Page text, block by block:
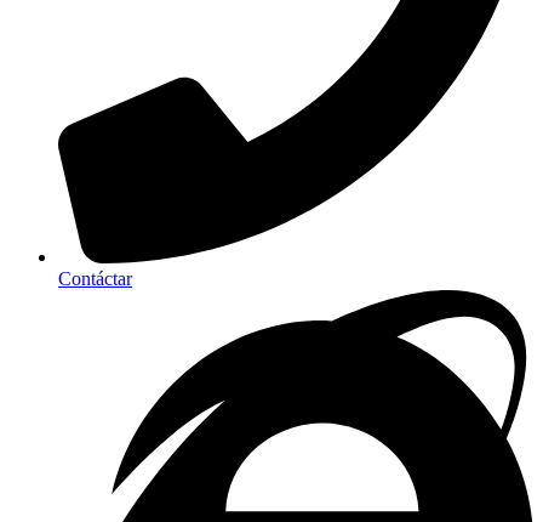
Contáctar